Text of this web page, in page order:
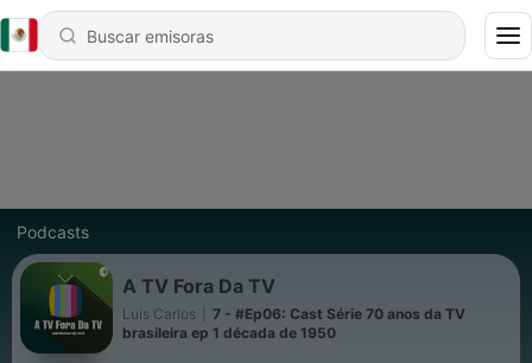
Podcasts
A TV Fora Da TV
Luis Carlos
7 - #Ep06: Cast Série 70 anos da TV
brasileira ep 1 década de 1950